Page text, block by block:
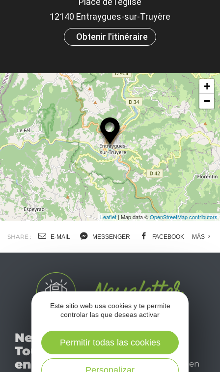
12140 Entraygues-sur-Truyère
Obtenir l'itinéraire
+
−
Leaflet | Map data ©OpenStreetMap contributors
SHARE : E-MAIL MESSENGER FACEBOOK MÁS
Newsletter
Tourismo
en Aveyron
No se pierda nuestro
mensual newsletter y
déjese inspirar para
disfrutar de su estancia en
Este sitio web usa cookies y te permite
controlar las que deseas activar
Permitir todas las cookies